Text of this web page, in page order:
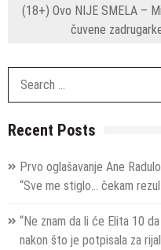
(18+) Ovo NIJE SMELA –
čuvene
Recent Posts
Prvo oglašavanje Ane
“Sve me stiglo… čekam
“Ne znam da li će Elita 10
nakon što je potpisala za